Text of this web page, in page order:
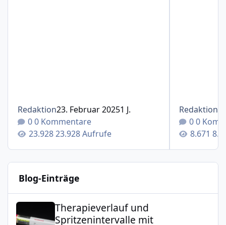
Redaktion23. Februar 20251 J.
0 Kommentare
23.928 Aufrufe
Redaktion
0
Blog-Einträge
Therapieverlauf und Spritzenintervalle mit
Therapieverlauf und
Spritzenintervalle mit